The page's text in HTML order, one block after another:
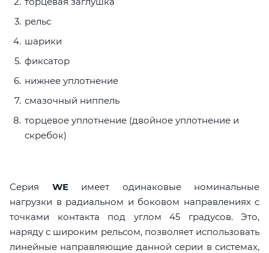
рельс
шарики
фиксатор
нижнее уплотнение
смазочный ниппель
торцевое уплотнение (двойное уплотнение и
скребок)
Серия WEимеет одинаковые номинальные
нагрузки в радиальном и боковом направлениях с
точками контакта под углом 45 градусов. Это,
наряду с широким рельсом, позволяет использовать
линейные направляющие данной серии в системах,